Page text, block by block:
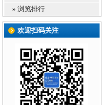
» 浏览排行
欢迎扫码关注